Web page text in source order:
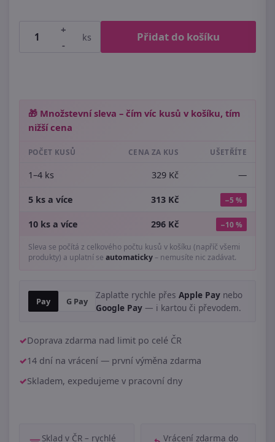
+
-
ks Přidat do košíku
🎁 Množstevní sleva – čím víc kusů v košíku, tím
nižší cena
POČET KUSŮ CENA ZA KUS UŠETŘÍTE
1–4 ks 329 Kč —
5 ks a více 313 Kč −5 %
10 ks a více 296 Kč −10 %
Sleva se počítá z celkového počtu kusů v košíku (napříč všemi
produkty) a uplatní se automaticky– nemusíte nic zadávat.
Pay G Pay
Zaplaťte rychle přes Apple Pay nebo
Google Pay — i kartou či převodem.
Doprava zdarma nad limit po celé ČR
14 dní na vrácení — první výměna zdarma
Skladem, expedujeme v pracovní dny
Sklad v ČR – rychlé
Vrácení zdarma do